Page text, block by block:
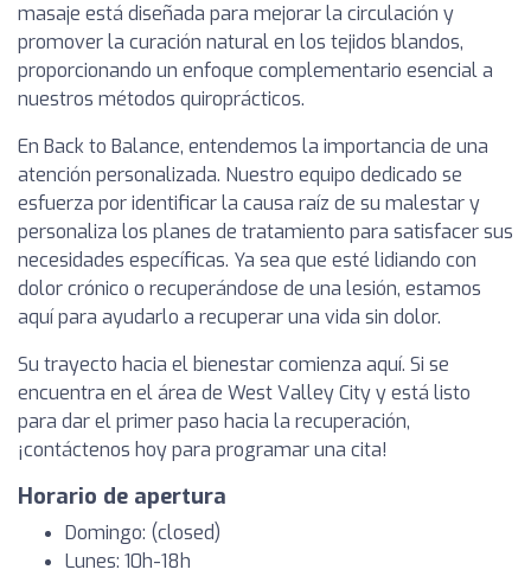
masaje está diseñada para mejorar la circulación y
promover la curación natural en los tejidos blandos,
proporcionando un enfoque complementario esencial a
nuestros métodos quiroprácticos.
En Back to Balance, entendemos la importancia de una
atención personalizada. Nuestro equipo dedicado se
esfuerza por identificar la causa raíz de su malestar y
personaliza los planes de tratamiento para satisfacer sus
necesidades específicas. Ya sea que esté lidiando con
dolor crónico o recuperándose de una lesión, estamos
aquí para ayudarlo a recuperar una vida sin dolor.
Su trayecto hacia el bienestar comienza aquí. Si se
encuentra en el área de West Valley City y está listo
para dar el primer paso hacia la recuperación,
¡contáctenos hoy para programar una cita!
Horario de apertura
Domingo: (closed)
Lunes: 10h-18h